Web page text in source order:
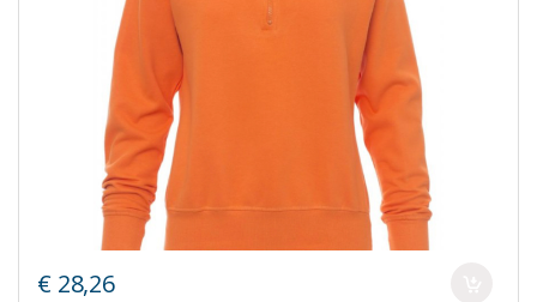
€ 28,26